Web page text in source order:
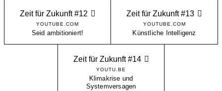
Zeit für Zukunft #12
YOUTUBE.COM
Seid ambitioniert!
Zeit für Zukunft #13
YOUTUBE.COM
Künstliche Intelligenz
Zeit für Zukunft #14
YOUTU.BE
Klimakrise und
Systemversagen